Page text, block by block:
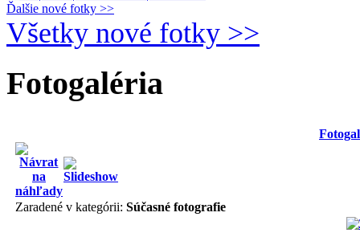
Ďalšie nové fotky >>
Všetky nové fotky >>
Fotogaléria
Zaradené v kategórii: Súčasné fotografie